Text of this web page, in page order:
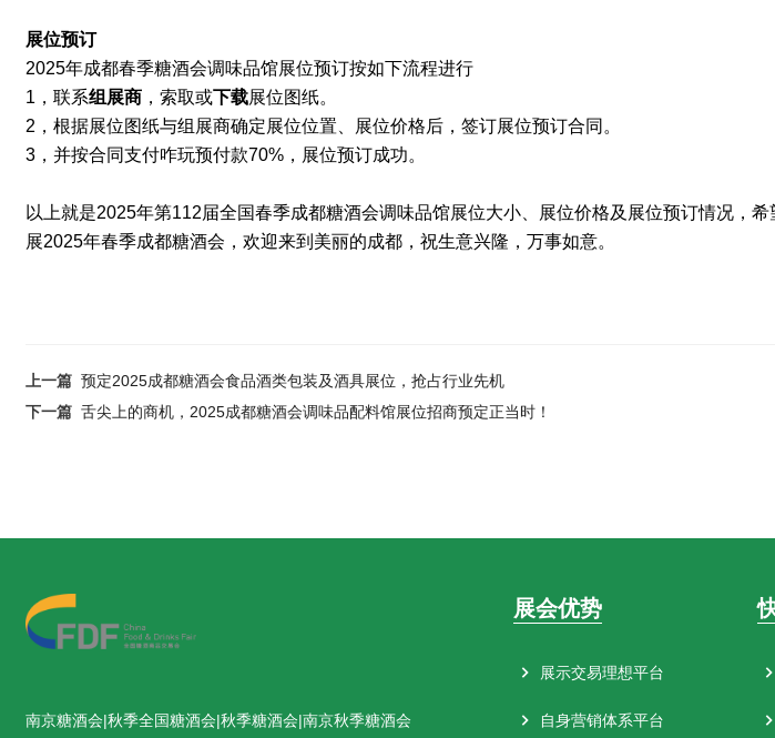
展位预订
2025年成都春季糖酒会调味品馆展位预订按如下流程进行
1，联系组展商‍，索取或下载展位图纸。
2，根据展位图纸与组展商确定展位位置、展位价格后，签订展位预订合同。
3， 并按合同支付咋玩预付款70%，展位预订成功。
以上就是2025年第112届全国春季成都糖酒会调味品馆展位大小、展位价格及展位预订情况，
展2025年春季成都糖酒会，欢迎来到美丽的成都，祝生意兴隆，万事如意。
上一篇 预定2025成都糖酒会食品酒类包装及酒具展位，抢占行业先机
下一篇 舌尖上的商机，2025成都糖酒会调味品配料馆展位招商预定正当时！
南京糖酒会|秋季全国糖酒会|秋季糖酒会|南京秋季糖酒会
展会优势
展示交易理想平台
自身营销体系平台